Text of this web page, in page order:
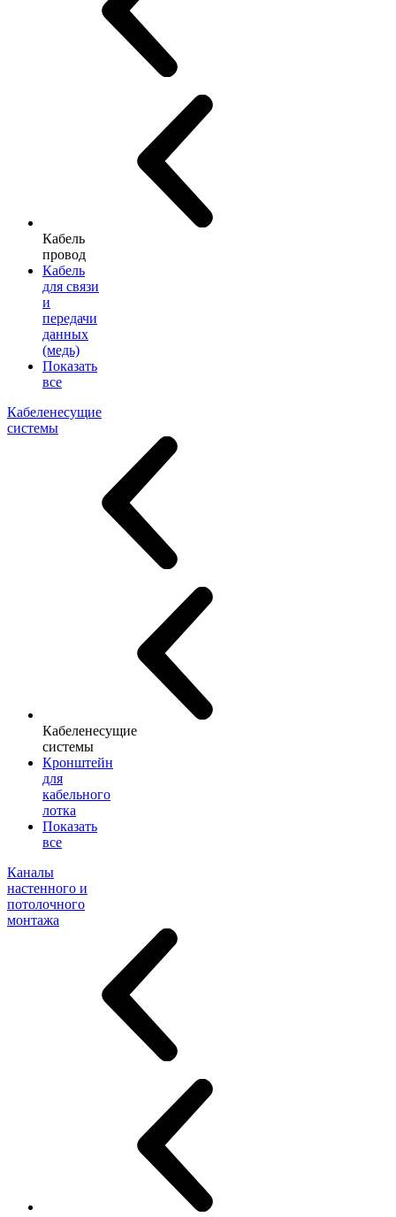
Кабель
провод
Кабель
для связи
и
передачи
данных
(медь)
Показать
все
Кабеленесущие
системы
Кабеленесущие
системы
Кронштейн
для
кабельного
лотка
Показать
все
Каналы
настенного и
потолочного
монтажа